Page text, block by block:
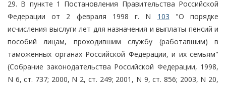
29. В пункте 1 Постановления Правительства Российской
Федерации от 2 февраля 1998 г. N 103 "О порядке
исчисления выслуги лет для назначения и выплаты пенсий и
пособий лицам, проходившим службу (работавшим) в
таможенных органах Российской Федерации, и их семьям"
(Собрание законодательства Российской Федерации, 1998,
N 6, ст. 737; 2000, N 2, ст. 249; 2001, N 9, ст. 856; 2003, N 20,